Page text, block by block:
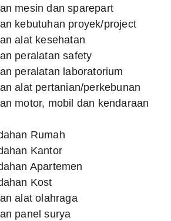
mesin dan sparepart
kebutuhan proyek/project
alat kesehatan
peralatan safety
peralatan laboratorium
alat pertanian/perkebunan
motor, mobil dan kendaraan
Rumah
Kantor
Apartemen
Kost
alat olahraga
panel surya